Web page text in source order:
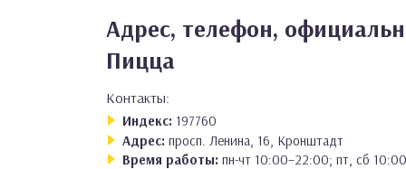
Адрес, телефон,
Пицца
Контакты:
Индекс: 197760
Адрес: просп. Ленина, 16, Кронштадт
Время работы: пн-чт 10:00–22:00; пт, сб